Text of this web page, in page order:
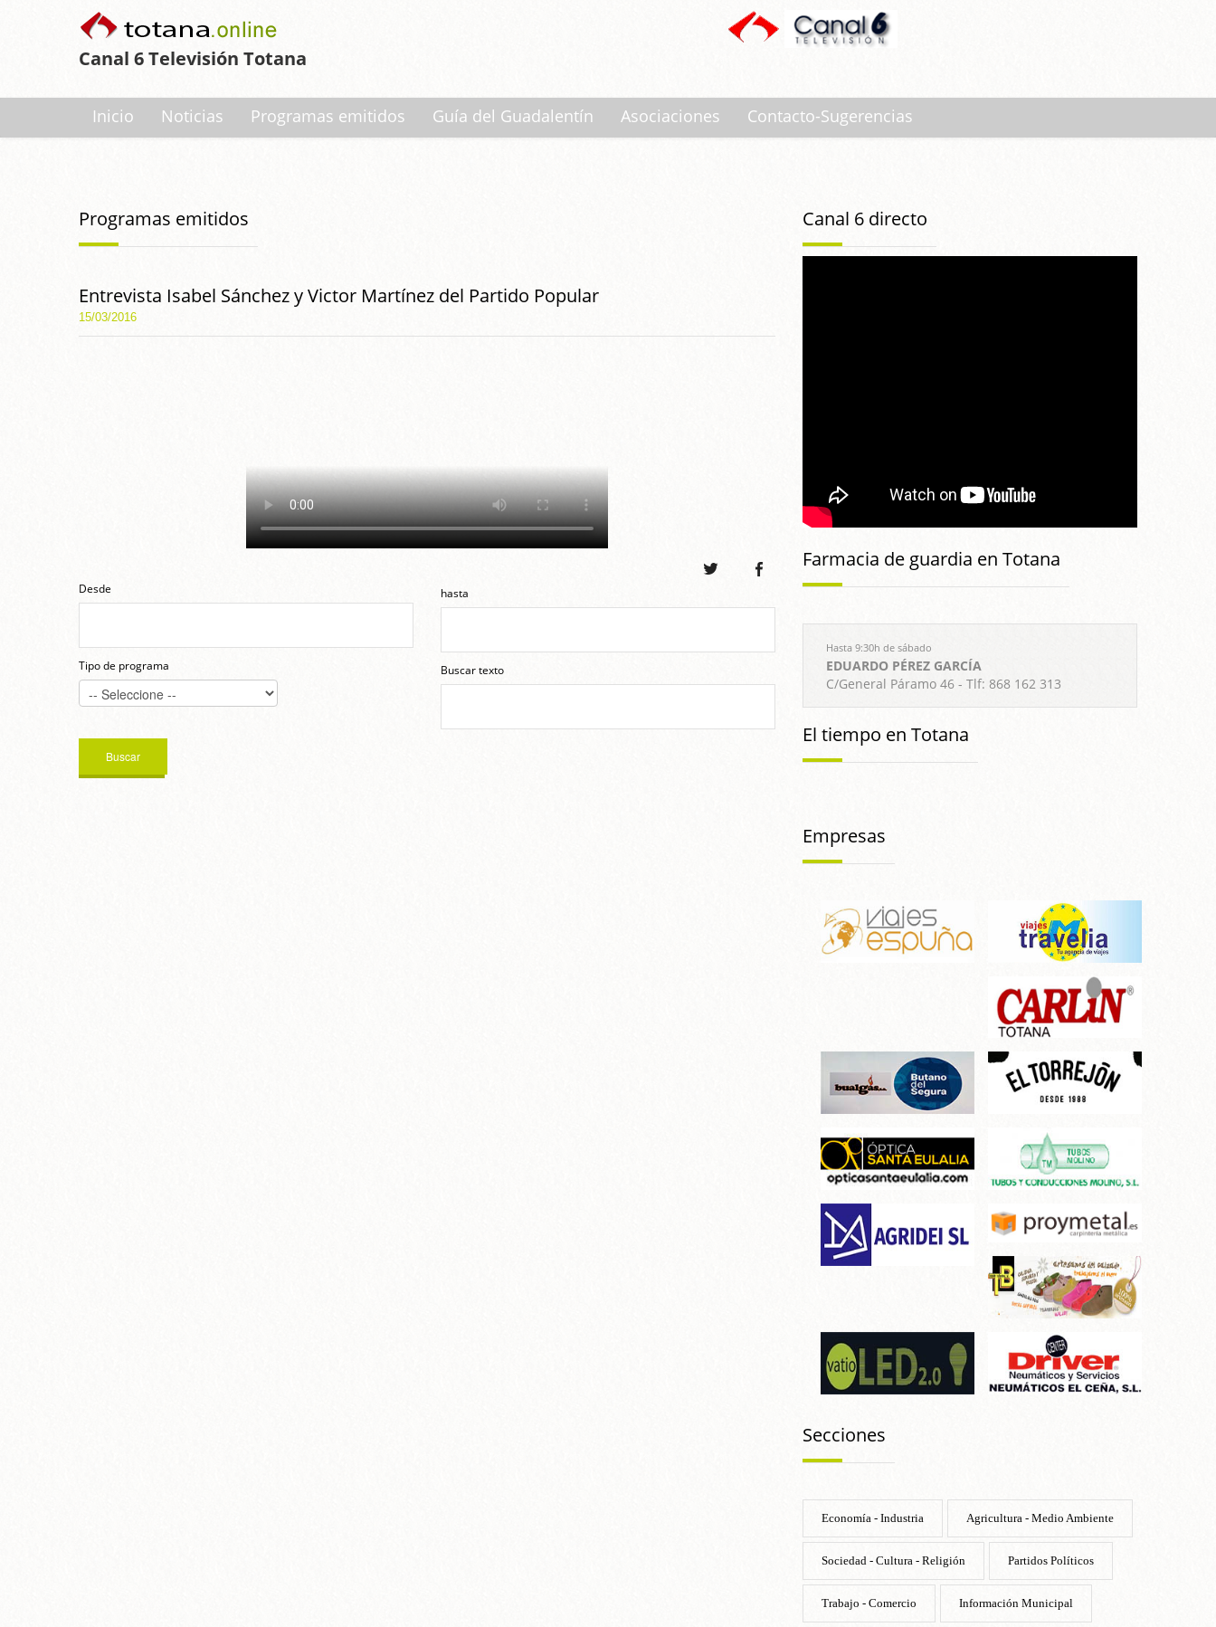
Canal 6 Televisión Totana
Inicio Noticias Programas emitidos Guía del Guadalentín Asociaciones Contacto-Sugerencias
Programas emitidos
Entrevista Isabel Sánchez y Victor Martínez del Partido Popular
15/03/2016
Desde
Tipo de programa
hasta
Buscar texto
Canal 6 directo
Farmacia de guardia en Totana
Hasta 9:30h de sábado
EDUARDO PÉREZ GARCÍA
C/General Páramo 46 - Tlf: 868 162 313
El tiempo en Totana
Empresas
Secciones
Economía - Industria Agricultura - Medio Ambiente
Sociedad - Cultura - Religión Partidos Políticos
Trabajo - Comercio Información Municipal